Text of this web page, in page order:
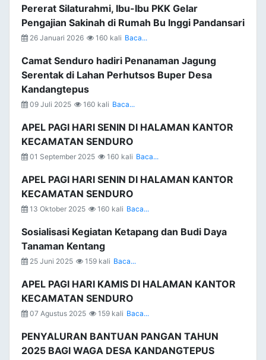
Pererat Silaturahmi, Ibu-Ibu PKK Gelar
Pengajian Sakinah di Rumah Bu Inggi Pandansari
26 Januari 2026 160 kali Baca...
Camat Senduro hadiri Penanaman Jagung
Serentak di Lahan Perhutsos Buper Desa
Kandangtepus
09 Juli 2025 160 kali Baca...
APEL PAGI HARI SENIN DI HALAMAN KANTOR
KECAMATAN SENDURO
01 September 2025 160 kali Baca...
APEL PAGI HARI SENIN DI HALAMAN KANTOR
KECAMATAN SENDURO
13 Oktober 2025 160 kali Baca...
Sosialisasi Kegiatan Ketapang dan Budi Daya
Tanaman Kentang
25 Juni 2025 159 kali Baca...
APEL PAGI HARI KAMIS DI HALAMAN KANTOR
KECAMATAN SENDURO
07 Agustus 2025 159 kali Baca...
PENYALURAN BANTUAN PANGAN TAHUN
2025 BAGI WAGA DESA KANDANGTEPUS